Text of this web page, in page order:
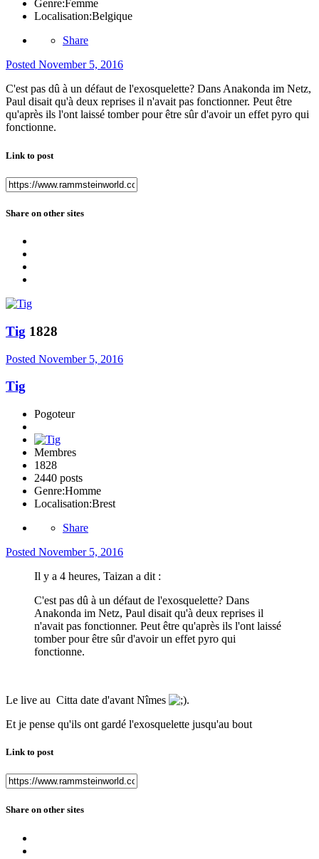
Genre:Femme
Localisation:Belgique
Share
Posted November 5, 2016
C'est pas dû à un défaut de l'exosquelette? Dans Anakonda im Netz,
Paul disait qu'à deux reprises il n'avait pas fonctionner. Peut être
qu'après ils l'ont laissé tomber pour être sûr d'avoir un effet pyro qui
fonctionne.
Link to post
Share on other sites
Tig 1828
Posted November 5, 2016
Tig
Pogoteur
Membres
1828
2440 posts
Genre:Homme
Localisation:Brest
Share
Posted November 5, 2016
Il y a 4 heures, Taizan a dit :
C'est pas dû à un défaut de l'exosquelette? Dans
Anakonda im Netz, Paul disait qu'à deux reprises il
n'avait pas fonctionner. Peut être qu'après ils l'ont laissé
tomber pour être sûr d'avoir un effet pyro qui
fonctionne.
Le live au Citta date d'avant Nîmes
.
Et je pense qu'ils ont gardé l'exosquelette jusqu'au bout
Link to post
Share on other sites